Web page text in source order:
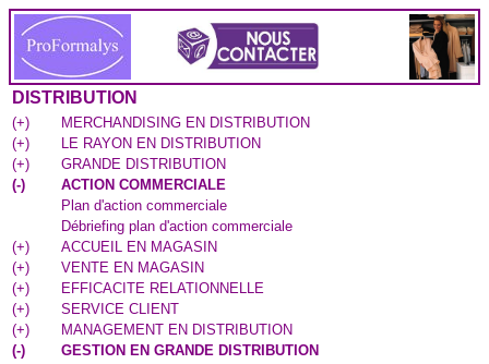
DISTRIBUTION
(+)
MERCHANDISING EN DISTRIBUTION
(+)
LE RAYON EN DISTRIBUTION
(+)
GRANDE DISTRIBUTION
(-)
ACTION COMMERCIALE
Plan d'action commerciale
Débriefing plan d'action commerciale
(+)
ACCUEIL EN MAGASIN
(+)
VENTE EN MAGASIN
(+)
EFFICACITE RELATIONNELLE
(+)
SERVICE CLIENT
(+)
MANAGEMENT EN DISTRIBUTION
(-)
GESTION EN GRANDE DISTRIBUTION